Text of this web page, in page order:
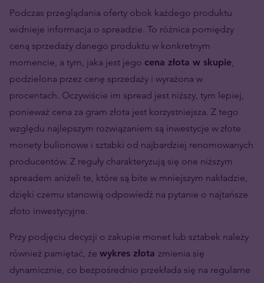
Podczas przeglądania oferty obok każdego produktu
widnieje informacja o spreadzie. To różnica pomiędzy
ceną sprzedaży danego produktu w konkretnym
momencie, a tym, jaka jest jego cena złota w skupie
podzielona przez cenę sprzedaży i wyrażona w
procentach. Oczywiście im spread jest niższy, tym lepiej,
ponieważ cena za gram złota jest korzystniejsza. Z tego
względu najlepszym rozwiązaniem są inwestycje w złote
monety bulionowe i sztabki od najbardziej renomowanych
producentów. Z reguły charakteryzują się one niższym
spreadem aniżeli te, które są bite w mniejszym nakładzie,
dzięki czemu stanowią odpowiedź na pytanie o najtańsze
złoto inwestycyjne.
Przy podjęciu decyzji o zakupie monet lub sztabek należy
również pamiętać, że wykres złota zmienia się
dynamicznie, co bezpośrednio przekłada się na regularne